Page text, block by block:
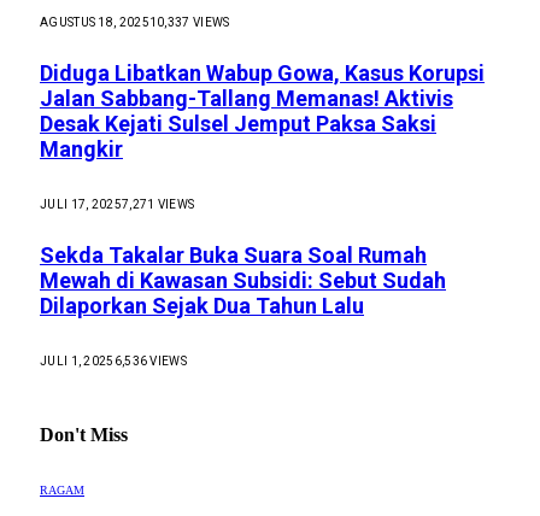
AGUSTUS 18, 202510,337 VIEWS
Diduga Libatkan Wabup Gowa, Kasus Korupsi
Jalan Sabbang-Tallang Memanas! Aktivis
Desak Kejati Sulsel Jemput Paksa Saksi
Mangkir
JULI 17, 20257,271 VIEWS
Sekda Takalar Buka Suara Soal Rumah
Mewah di Kawasan Subsidi: Sebut Sudah
Dilaporkan Sejak Dua Tahun Lalu
JULI 1, 2025 6,536VIEWS
Don't Miss
RAGAM